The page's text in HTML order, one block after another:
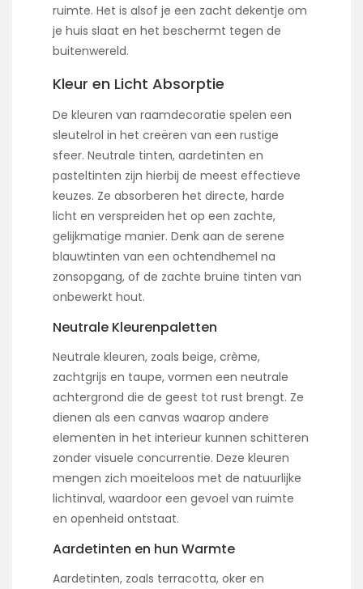
ruimte. Het is alsof je een zacht dekentje om
je huis slaat en het beschermt tegen de
buitenwereld.
Kleur en Licht Absorptie
De kleuren van raamdecoratie spelen een
sleutelrol in het creëren van een rustige
sfeer. Neutrale tinten, aardetinten en
pasteltinten zijn hierbij de meest effectieve
keuzes. Ze absorberen het directe, harde
licht en verspreiden het op een zachte,
gelijkmatige manier. Denk aan de serene
blauwtinten van een ochtendhemel na
zonsopgang, of de zachte bruine tinten van
onbewerkt hout.
Neutrale Kleurenpaletten
Neutrale kleuren, zoals beige, crème,
zachtgrijs en taupe, vormen een neutrale
achtergrond die de geest tot rust brengt. Ze
dienen als een canvas waarop andere
elementen in het interieur kunnen schitteren
zonder visuele concurrentie. Deze kleuren
mengen zich moeiteloos met de natuurlijke
lichtinval, waardoor een gevoel van ruimte
en openheid ontstaat.
Aardetinten en hun Warmte
Aardetinten, zoals terracotta, oker en